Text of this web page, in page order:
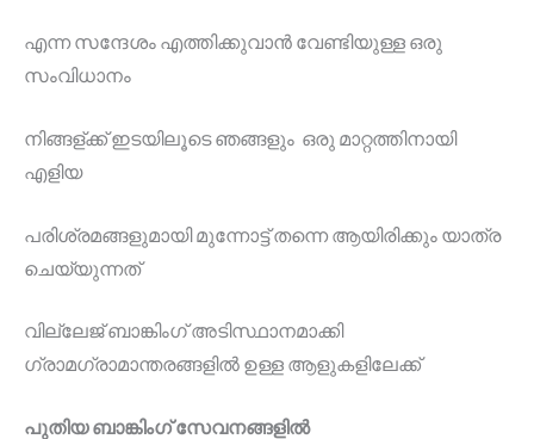
എന്ന സന്ദേശം എത്തിക്കുവാൻ വേണ്ടിയുള്ള ഒരു
സംവിധാനം
നിങ്ങള്ക്ക് ഇടയിലൂടെ ഞങ്ങളും ഒരു മാറ്റത്തിനായി
എളിയ
പരിശ്രമങ്ങളുമായി മുന്നോട്ട് തന്നെ ആയിരിക്കും യാത്ര
ചെയ്യുന്നത്
വില്ലേജ് ബാങ്കിംഗ് അടിസ്ഥാനമാക്കി
ഗ്രാമഗ്രാമാന്തരങ്ങളിൽ ഉള്ള ആളുകളിലേക്ക്
പുതിയ ബാങ്കിംഗ് സേവനങ്ങളിൽ